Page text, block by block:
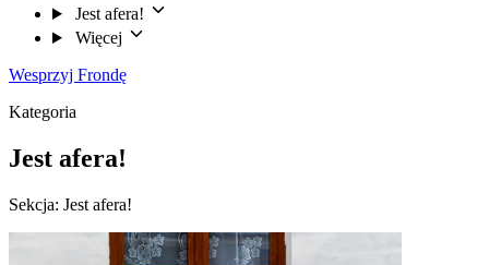
Jest afera!
Więcej
Wesprzyj Frondę
Kategoria
Jest afera!
Sekcja: Jest afera!